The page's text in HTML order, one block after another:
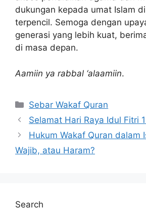
dukungan kepada umat Islam
terpencil. Semoga dengan
generasi yang lebih kuat,
di masa depan.
Aamiin ya rabbal ‘alaamiin.
Categories
Sebar Wakaf Quran
Selamat Hari Raya Idul Fitri
Hukum Wakaf Quran dalam
Wajib, atau Haram?
Search